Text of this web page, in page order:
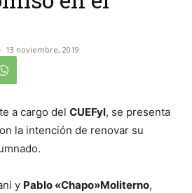
13 noviembre, 2019
a cargo del CUEFyl, se presenta
la intención de renovar su
y Pablo «Chapo»Moliterno,